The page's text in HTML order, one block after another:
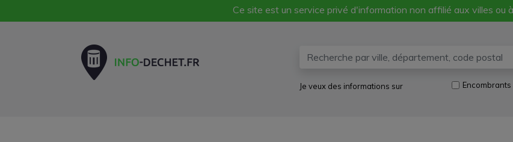
Ce site est un service privé d'information non affilié aux villes ou
Je veux des informations sur Encombrants